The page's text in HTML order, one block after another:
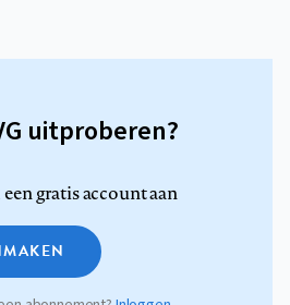
uitproberen?
een gratis account aan